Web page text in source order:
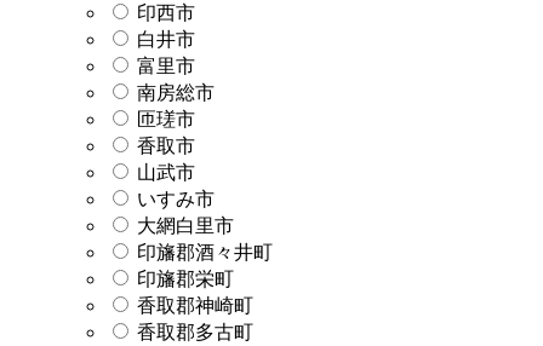
印西市
白井市
富里市
南房総市
匝瑳市
香取市
山武市
いすみ市
大網白里市
印旛郡酒々井町
印旛郡栄町
香取郡神崎町
香取郡多古町